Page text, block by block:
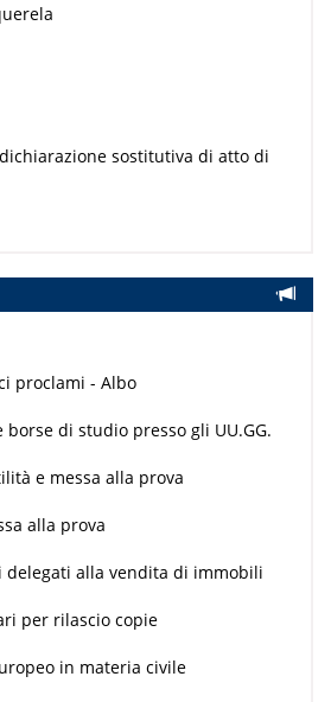
sostitutiva di atto di
proclami - Albo
di studio presso gli UU.GG.
e messa alla prova
alla prova
delegati alla vendita di immobili
per rilascio copie
in materia civile